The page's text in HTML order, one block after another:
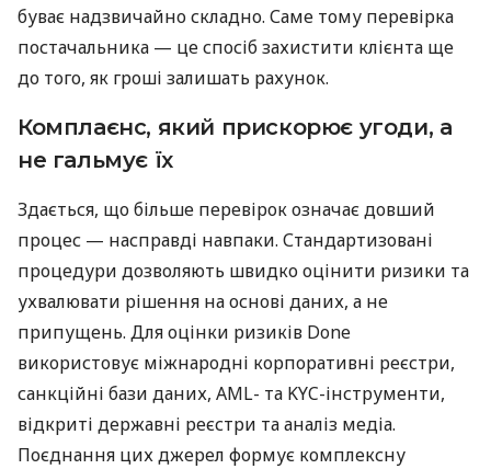
буває надзвичайно складно. Саме тому перевірка
постачальника — це спосіб захистити клієнта ще
до того, як гроші залишать рахунок.
Комплаєнс, який прискорює угоди, а
не гальмує їх
Здається, що більше перевірок означає довший
процес — насправді навпаки. Стандартизовані
процедури дозволяють швидко оцінити ризики та
ухвалювати рішення на основі даних, а не
припущень. Для оцінки ризиків Done
використовує міжнародні корпоративні реєстри,
санкційні бази даних, AML- та KYC-інструменти,
відкриті державні реєстри та аналіз медіа.
Поєднання цих джерел формує комплексну